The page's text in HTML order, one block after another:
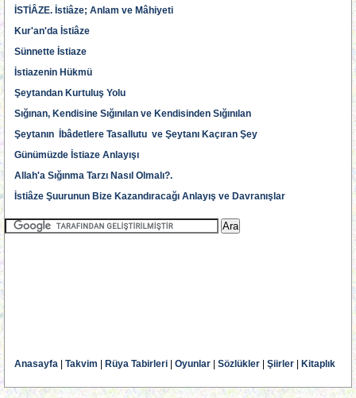
İSTİÂZE. İstiâze; Anlam ve Mâhiyeti
Kur'an'da İstiâze
Sünnette İstiaze
İstiazenin Hükmü
Şeytandan Kurtuluş Yolu
Sığınan, Kendisine Sığınılan ve Kendisinden Sığınılan
Şeytanın İbâdetlere Tasallutu ve Şeytanı Kaçıran Şey
Günümüzde İstiaze Anlayışı
Allah'a Sığınma Tarzı Nasıl Olmalı?.
İstiâze Şuurunun Bize Kazandıracağı Anlayış ve Davranışlar
Anasayfa Takvim Rüya Tabirleri Oyunlar Sözlükler Şiirler Kitaplık